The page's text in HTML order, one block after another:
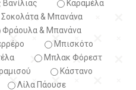
Καραμέλα
& Μπανάνα
Φράουλα & Μπανάνα
Μπισκότο
Μπλακ Φόρεστ
Κάστανο
Λίλα Πάουσε